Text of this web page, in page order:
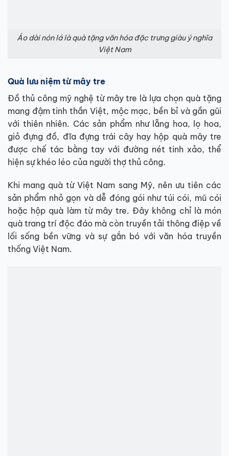
Áo dài nón lá là quà tặng văn hóa đặc trưng giàu ý nghĩa
Việt Nam
Quà lưu niệm từ mây tre
Đồ thủ công mỹ nghệ từ mây tre là lựa chọn quà tặng
mang đậm tinh thần Việt, mộc mạc, bền bỉ và gần gũi
với thiên nhiên. Các sản phẩm như lẵng hoa, lọ hoa,
giỏ đựng đồ, đĩa đựng trái cây hay hộp quà mây tre
được chế tác bằng tay với đường nét tinh xảo, thể
hiện sự khéo léo của người thợ thủ công.
Khi mang quà từ Việt Nam sang Mỹ, nên ưu tiên các
sản phẩm nhỏ gọn và dễ đóng gói như túi cói, mũ cói
hoặc hộp quà làm từ mây tre. Đây không chỉ là món
quà trang trí độc đáo mà còn truyền tải thông điệp về
lối sống bền vững và sự gắn bó với văn hóa truyền
thống Việt Nam.